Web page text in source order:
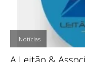
Notícias